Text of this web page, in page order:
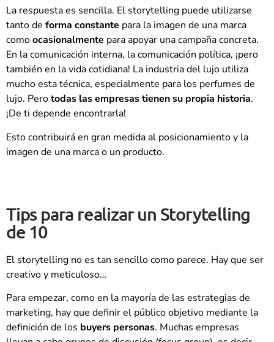
La respuesta es sencilla. El storytelling puede utilizarse
tanto de forma constante para la imagen de una marca
comoocasionalmente para apoyar una campaña concreta.
En la comunicación interna, la comunicación política, ¡pero
también en la vida cotidiana! La industria del lujo utiliza
mucho esta técnica, especialmente para los perfumes de
lujo. Perotodas las empresas tienen su propia historia.
¡De ti depende encontrarla!
Esto contribuirá en gran medida al posicionamiento y la
imagen de una marca o un producto.
Tips para realizar un Storytelling
de 10
El storytelling no es tan sencillo como parece. Hay que ser
creativo y meticuloso…
Para empezar, como en la mayoría de las estrategias de
marketing, hay que definir el público objetivo mediante la
definición de los buyers personas. Muchas empresas